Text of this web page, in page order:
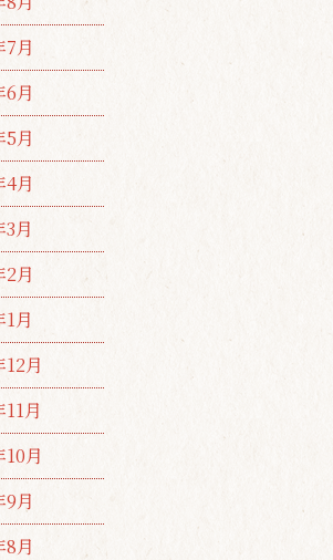
7月
6月
5月
4月
月
2月
月
月
月
月
9月
8月